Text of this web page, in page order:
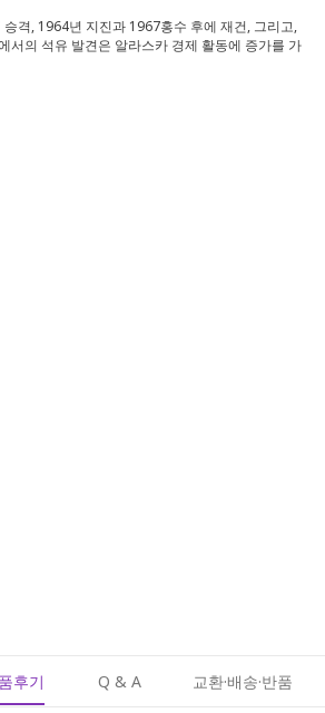
격, 1964년 지진과 1967홍수 후에 재건, 그리고,
의 석유 발견은 알라스카 경제 활동에 증가를 가
후기 Q & A 교환·배송·반품